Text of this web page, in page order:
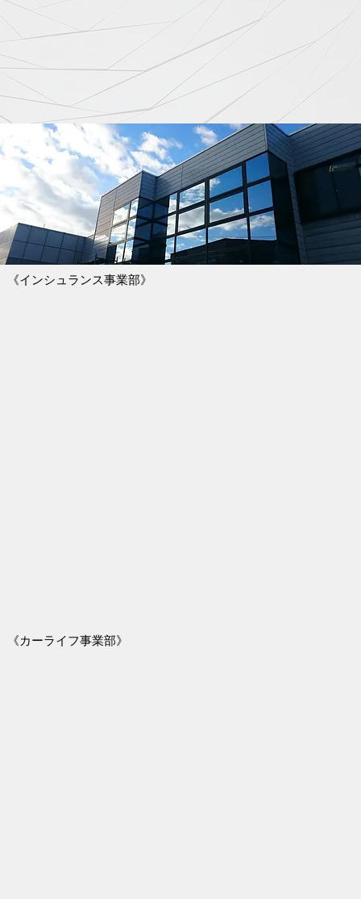
《インシュランス事業部》
《カーライフ事業部》